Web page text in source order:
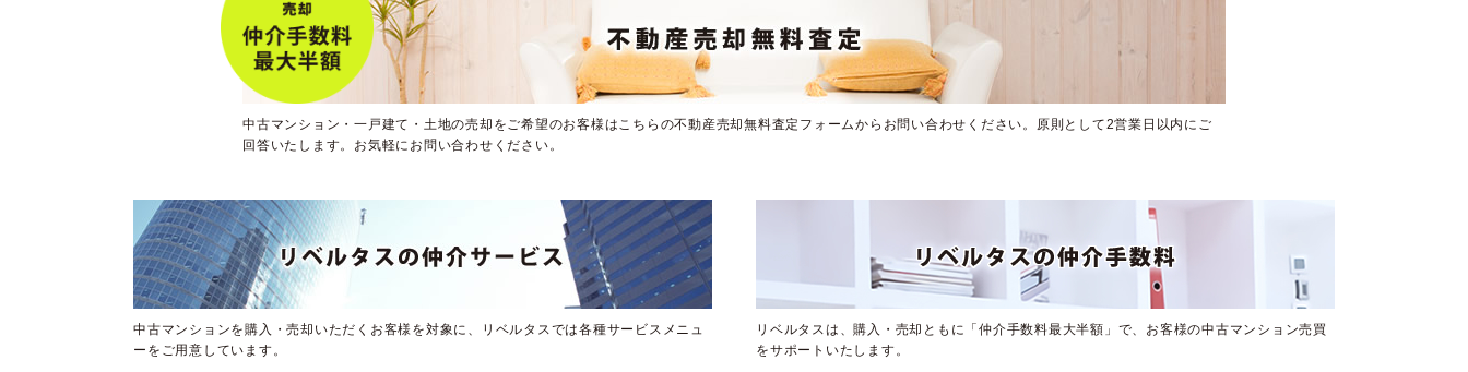
大阪市営谷町線
大阪市営四つ橋線
大阪市営中央線
大阪市営長堀鶴見緑地線
中古マンション・一戸建て・土地の売却をご希望のお客様はこちらの不動産売却無料査定フォームからお問い合わせください。原則として2営業日以内にご
回答いたします。お気軽にお問い合わせください。
中古マンションを購入・売却いただくお客様を対象に、リベルタスでは各種サービスメニュ
ーをご用意しています。
リベルタスは、購入・売却ともに「仲介手数料最大半額」で、お客様の中古マンション売買
をサポートいたします。